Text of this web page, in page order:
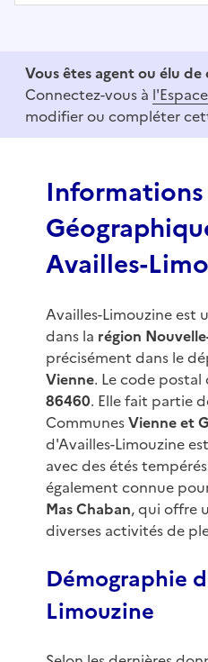
f
Vous êtes agent ou élu
Connectez-vous à
modifier ou compléter
Informations
Availles-
Availles-Limouzine est
dans la région
précisément dans le
Vienne. Le code
86460. Elle fait partie
CommunesVienne et
d'Availles-Limouzine
avec des étés
également connue
Mas Chaban, qui offre
diverses activités de
Démographie
Limouzine